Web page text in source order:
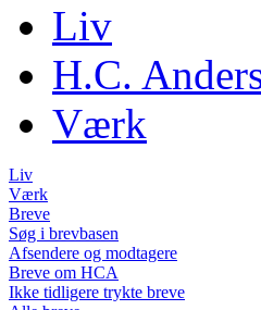
Liv
H.C.
Værk
Liv
Værk
Breve
Søg i brevbasen
Afsendere og modtagere
Breve om HCA
Ikke tidligere trykte breve